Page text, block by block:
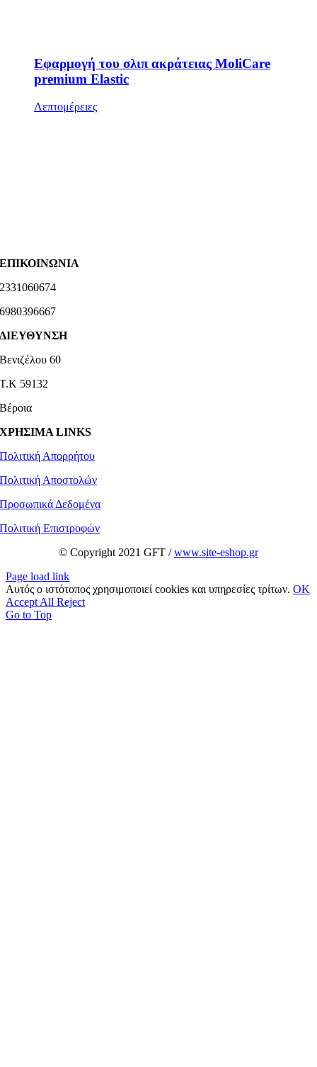
Εφαρμογή του σλιπ ακράτειας MoliCare
premium Elastic
Λεπτομέρειες
ΕΠΙΚΟΙΝΩΝΙΑ
2331060674
6980396667
ΔΙΕΥΘΥΝΣΗ
Βενιζέλου 60
Τ.Κ 59132
Βέροια
ΧΡΗΣΙΜΑ LINKS
Πολιτική Απορρήτου
Πολιτική Αποστολών
Προσωπικά Δεδομένα
Πολιτική Επιστροφών
© Copyright 2021 GFT /www.site-eshop.gr
Page load link
Αυτός ο ιστότοπος χρησιμοποιεί cookies και υπηρεσίες τρίτων. OK
Accept All Reject
Go to Top